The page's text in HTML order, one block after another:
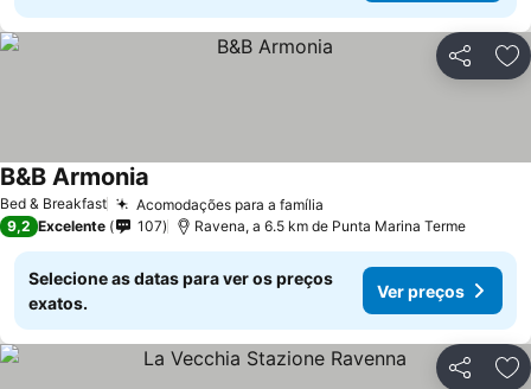
Partilhar
Bed & Breakfast Acomodações para a família
B&B Armonia
9,2 Excelente 107 Ravena, a 6.5 km de Punta Marina Terme
Selecione as datas para ver os preços
exatos.
Ver preços
Partilhar